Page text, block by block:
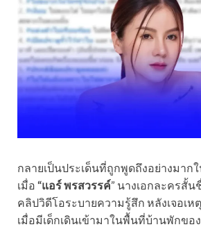
กลายเป็นประเด็นที่ถูกพูดถึงอย่างมาก
เมื่อ “แอร์ พรสวรรค์” นางเอกละครสั้
คลิปวิดีโอระบายความรู้สึก หลังเจอเ
เมื่อมีเด็กเดินเข้ามาในพื้นที่บ้านพักขอ